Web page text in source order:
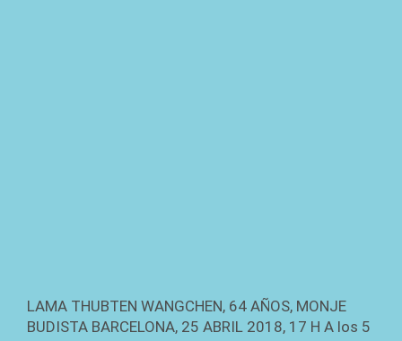
LAMA THUBTEN WANGCHEN, 64 AÑOS, MONJE
BUDISTA BARCELONA, 25 ABRIL 2018, 17 H A los 5